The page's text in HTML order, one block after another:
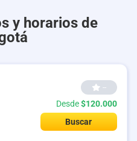
y horarios de
--
Desde$120.000
Buscar